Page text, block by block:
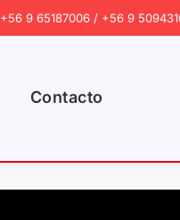
+56 9 65187006 / +56 9
Contacto